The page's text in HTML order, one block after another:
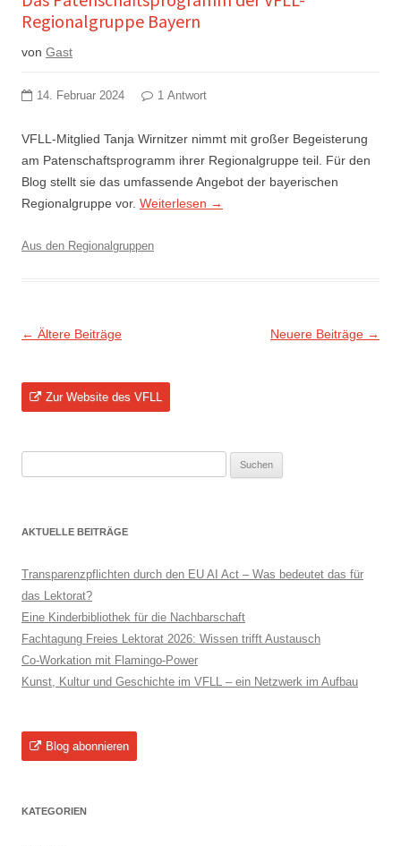
Regionalgruppe Bayern
von Gast
14. Februar 2024 1 Antwort
VFLL-Mitglied Tanja Wirnitzer nimmt mit großer Begeisterung
am Patenschaftsprogramm ihrer Regionalgruppe teil. Für den
Blog stellt sie das umfassende Angebot der bayerischen
Regionalgruppe vor. Weiterlesen →
Aus den Regionalgruppen
Beitragsnavigation
← Ältere Beiträge Neuere Beiträge →
Zur Website des VFLL
AKTUELLE BEITRÄGE
Transparenzpflichten durch den EU AI Act – Was bedeutet das für
das Lektorat?
Eine Kinderbibliothek für die Nachbarschaft
Fachtagung Freies Lektorat 2026: Wissen trifft Austausch
Co-Workation mit Flamingo-Power
Kunst, Kultur und Geschichte im VFLL – ein Netzwerk im Aufbau
Blog abonnieren
KATEGORIEN